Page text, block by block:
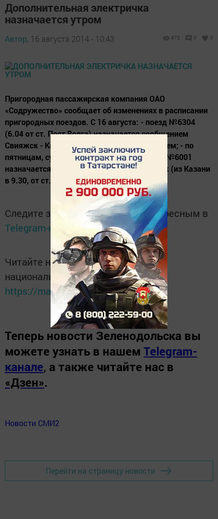
Дополнительная электричка
назначается утром
Автор, 16 августа 2014 - 10:43 873 0 0
Пригородная пассажирская компания ОАО
«Содружество» сообщает об изменениях в расписании
пригородных поездов. С 16 августа: - поезд №6304
(6.04 от ст. Пост Волга) назначается сообщением
Свияжск - Казань действующим расписанием; - по
пятницам, субботам и воскресеньям поезд №6001
назначается в сообщении Казань - Свияжск (из Казани
в 9.30, от ст....
Следите за самым важным и интересным в
Telegram-каналеТатмедиа
Читайте новости Татарстана в
национальном мессенджере MАХ:
https://max.ru/tatmedia
Теперь новости Зеленодольска вы
можете узнать в нашем Telegram-
канале, а также читайте нас в
«Дзен».
Новости СМИ2
Перейти на страницу новости